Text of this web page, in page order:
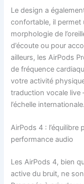
Le design a
confortable, il permet
morphologie de
d’écoute ou pour
ailleurs, les AirPods
de fréquence
votre activité
traduction vocale live
l’échelle internationale.
AirPods 4 :
performance audio
Les AirPods 4, bien
active du bruit, ne